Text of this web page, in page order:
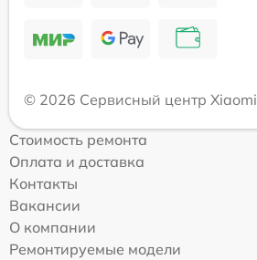
© 2026 Сервисный центр Xiaomi
Стоимость ремонта
Оплата и доставка
Контакты
Вакансии
О компании
Ремонтируемые модели